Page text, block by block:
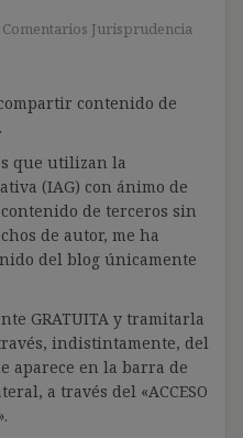
Comentarios Jurisprudencia
contenido de
que utilizan la
(IAG) con ánimo de
de terceros sin
de autor, me ha
del blog únicamente
GRATUITA y tramitarla
indistintamente, del
aparece en la barra de
a través del «ACCESO